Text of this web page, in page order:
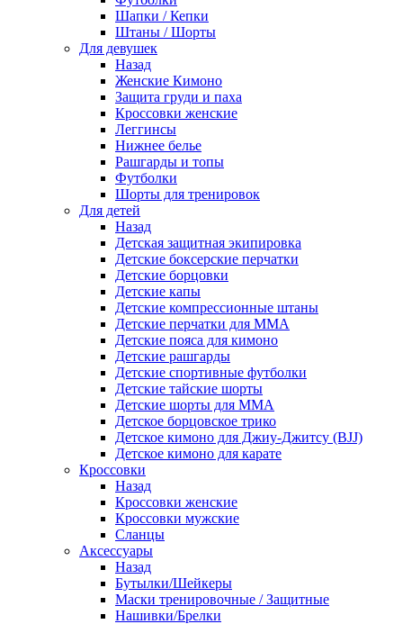
Шапки / Кепки
Штаны / Шорты
Для девушек
Назад
Женские Кимоно
Защита груди и паха
Кроссовки женские
Леггинсы
Нижнее белье
Рашгарды и топы
Футболки
Шорты для тренировок
Для детей
Назад
Детская защитная экипировка
Детские боксерские перчатки
Детские борцовки
Детские капы
Детские компрессионные штаны
Детские перчатки для ММА
Детские пояса для кимоно
Детские рашгарды
Детские спортивные футболки
Детские тайские шорты
Детские шорты для ММА
Детское борцовское трико
Детское кимоно для Джиу-Джитсу (BJJ)
Детское кимоно для карате
Кроссовки
Назад
Кроссовки женские
Кроссовки мужские
Сланцы
Аксессуары
Назад
Бутылки/Шейкеры
Маски тренировочные / Защитные
Нашивки/Брелки